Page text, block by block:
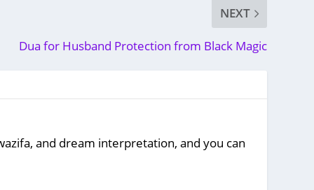
NEXT
Dua for Husband Protection from Black Magic
and dream interpretation, and you can